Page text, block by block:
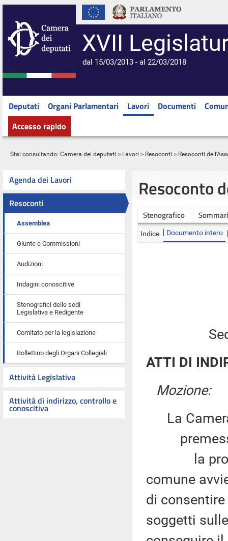
XVII
dal 15/03/2013 - al 22/03/2018
Deputati Organi Parlamentari Lavori Documenti
Accesso rapido
Stai consultando: Camera dei deputati > Lavori > Resoconti > Resoconti
Agenda dei Lavori
Resoconti
Assemblea
Giunte e Commissioni
Audizioni
Indagini conoscitive
Stenografici delle sedi
Legislativa e Redigente
Comitato per la legislazione
Bollettino degli Organi Collegiali
Attività Legislativa
Attività di indirizzo, controllo e
conoscitiva
Resoconto
Stenografico
Indice Documento intero
ATTI DI
Mozione:
La
la
comune
di
soggetti